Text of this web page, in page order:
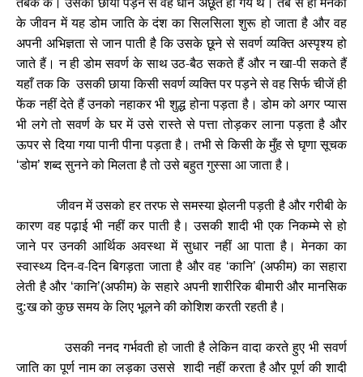
के जीवन में यह डोम जाति के दंश का सिलसिला शुरू हो जाता है और वह
अपनी अभिज्ञता से जान पाती है कि उसके छूने से सवर्ण व्यक्ति अस्पृश्य हो
जाते हैं। न ही डोम सवर्ण के साथ उठ-बैठ सकते हैं और न खा-पी सकते हैं
यहाँ तक कि उसकी छाया किसी सवर्ण व्यक्ति पर पड़ने से वह सिर्फ चीजें ही
फेंक नहीं देते हैं उनको नहाकर भी शुद्ध होना पड़ता है। डोम को अगर प्यास
भी लगे तो सवर्ण के घर में उसे रास्ते से पत्ता तोड़कर लाना पड़ता है और
ऊपर से दिया गया पानी पीना पड़ता है। तभी से किसी के मुँह से घृणा सूचक
‘डोम’शब्द सुनने को मिलता है तो उसे बहुत गुस्सा आ जाता है।
जीवन में उसको हर तरफ से समस्या झेलनी पड़ती है और गरीबी के
कारण वह पढ़ाई भी नहीं कर पाती है। उसकी शादी भी एक निकम्मे से हो
जाने पर उनकी आर्थिक अवस्था में सुधार नहीं आ पाता है। मेनका का
स्वास्थ्य दिन-व-दिन बिगड़ता जाता है और वह ‘कानि’ (अफीम) का सहारा
लेती है और ‘कानि’(अफीम) के सहारे अपनी शारीरिक बीमारी और मानसिक
दु:ख को कुछ समय के लिए भूलने की कोशिश करती रहती है।
उसकी ननद गर्भवती हो जाती है लेकिन वादा करते हुए भी सवर्ण
जाति का पूर्ण नाम का लड़का उससे शादी नहीं करता है और पूर्ण की शादी